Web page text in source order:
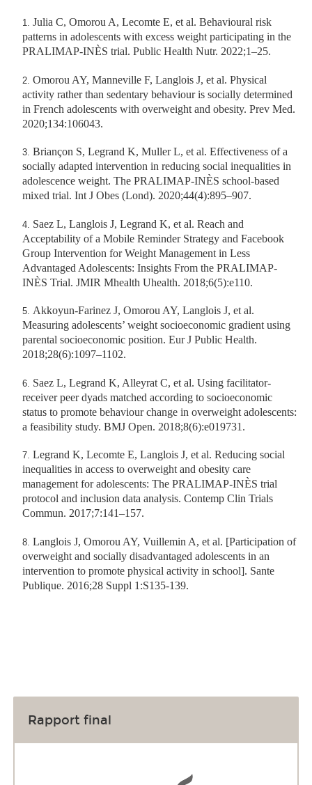
Julia C, Omorou A, Lecomte E, et al. Behavioural risk
patterns in adolescents with excess weight participating in the
PRALIMAP-INÈS trial. Public Health Nutr. 2022;1–25.
Omorou AY, Manneville F, Langlois J, et al. Physical
activity rather than sedentary behaviour is socially determined
in French adolescents with overweight and obesity. Prev Med.
2020;134:106043.
Briançon S, Legrand K, Muller L, et al. Effectiveness of a
socially adapted intervention in reducing social inequalities in
adolescence weight. The PRALIMAP-INÈS school-based
mixed trial. Int J Obes (Lond). 2020;44(4):895–907.
Saez L, Langlois J, Legrand K, et al. Reach and
Acceptability of a Mobile Reminder Strategy and Facebook
Group Intervention for Weight Management in Less
Advantaged Adolescents: Insights From the PRALIMAP-
INÈS Trial. JMIR Mhealth Uhealth. 2018;6(5):e110.
Akkoyun-Farinez J, Omorou AY, Langlois J, et al.
Measuring adolescents’ weight socioeconomic gradient using
parental socioeconomic position. Eur J Public Health.
2018;28(6):1097–1102.
Saez L, Legrand K, Alleyrat C, et al. Using facilitator-
receiver peer dyads matched according to socioeconomic
status to promote behaviour change in overweight adolescents:
a feasibility study. BMJ Open. 2018;8(6):e019731.
Legrand K, Lecomte E, Langlois J, et al. Reducing social
inequalities in access to overweight and obesity care
management for adolescents: The PRALIMAP-INÈS trial
protocol and inclusion data analysis. Contemp Clin Trials
Commun. 2017;7:141–157.
Langlois J, Omorou AY, Vuillemin A, et al. [Participation of
overweight and socially disadvantaged adolescents in an
intervention to promote physical activity in school]. Sante
Publique. 2016;28 Suppl 1:S135-139.
Rapport final